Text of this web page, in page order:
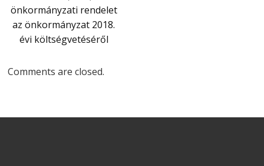
önkormányzati rendelet
az önkormányzat 2018.
évi költségvetéséről
Comments are closed.